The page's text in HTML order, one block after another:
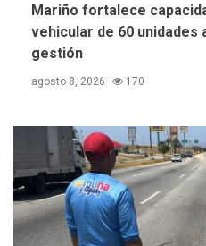
Mariño fortalece
vehicular de 60 unidades
gestión
agosto 8, 2026 170